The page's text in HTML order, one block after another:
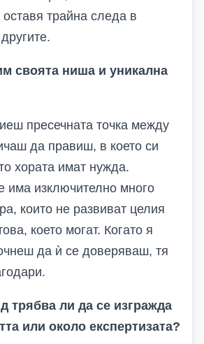
трайна следа в
своята ниша и уникална
пресечната точка между
да правиш, в което си
хората имат нужда.
има изключително много
които не развиват целия
което могат. Когато я
да ѝ се доверяваш, тя
трябва ли да се изгражда
или около експертизата?